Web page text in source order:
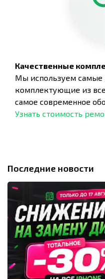
Качественные
Мы используем самые
комплектующие из
самое современное
Узнать стоимость
Последние новости